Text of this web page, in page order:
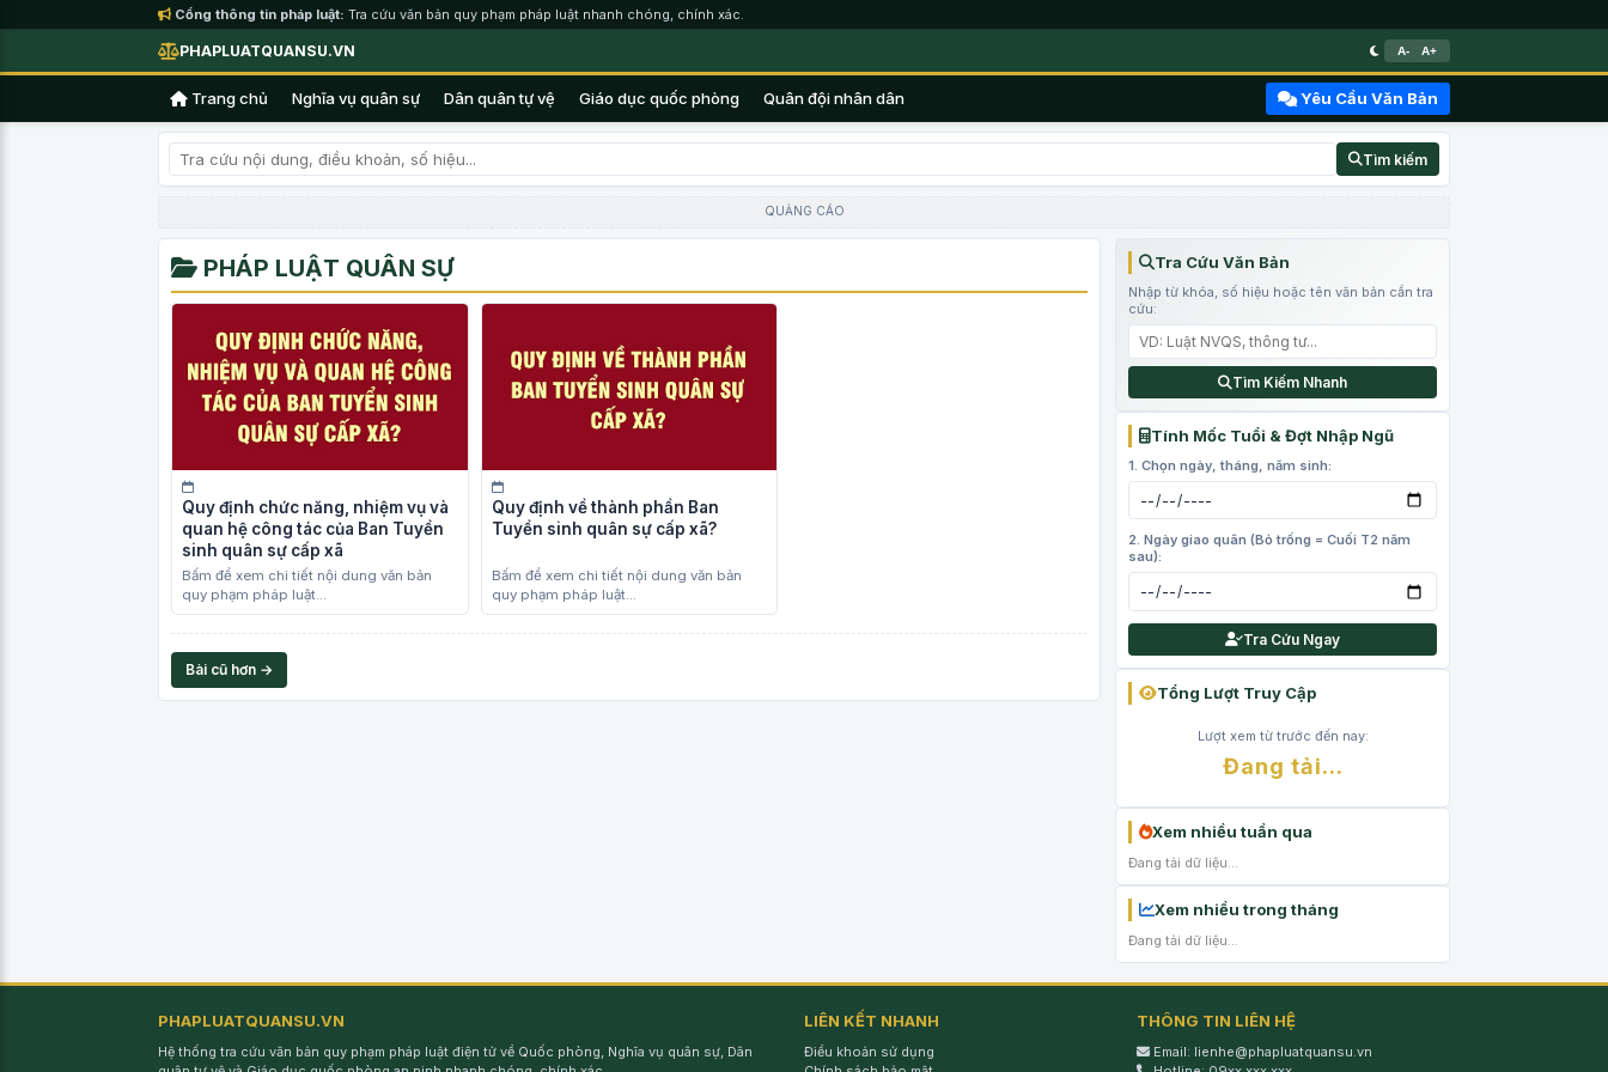
Cổng thông tin pháp luật: Tra cứu văn bản quy phạm pháp luật nhanh chóng, chính xác.
PHAPLUATQUANSU.VN A- A+
Trang chủ Nghĩa vụ quân sự Dân quân tự vệ Giáo dục quốc phòng Quân đội nhân dân Yêu Cầu Văn Bản
Tìm kiếm
QUẢNG CÁO
PHÁP LUẬT QUÂN SỰ
Quy định chức năng, nhiệm vụ và
quan hệ công tác của Ban Tuyển
sinh quân sự cấp xã
Bấm để xem chi tiết nội dung văn bản
quy phạm pháp luật...
Quy định về thành phần Ban
Tuyển sinh quân sự cấp xã?
Bấm để xem chi tiết nội dung văn bản
quy phạm pháp luật...
Bài cũ hơn →
Tra Cứu Văn Bản
Nhập từ khóa, số hiệu hoặc tên văn bản cần tra
cứu:
Tìm Kiếm Nhanh
Tính Mốc Tuổi & Đợt Nhập Ngũ
1. Chọn ngày, tháng, năm sinh:
2. Ngày giao quân (Bỏ trống = Cuối T2 năm
sau):
Tra Cứu Ngay
Tổng Lượt Truy Cập
Lượt xem từ trước đến nay:
Đang tải...
Xem nhiều tuần qua
Đang tải dữ liệu...
Xem nhiều trong tháng
Đang tải dữ liệu...
PHAPLUATQUANSU.VN
Hệ thống tra cứu văn bản quy phạm pháp luật điện tử về Quốc phòng, Nghĩa vụ quân sự, Dân
LIÊN KẾT NHANH
Điều khoản sử dụng
THÔNG TIN LIÊN HỆ
Email: lienhe@phapluatquansu.vn